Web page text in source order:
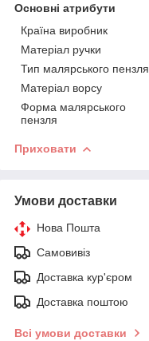
Основні атрибути
Країна виробник
Матеріал ручки
Тип малярського пензля
Матеріал ворсу
Форма малярського
пензля
Приховати
Умови доставки
Нова Пошта
Самовивіз
Доставка кур'єром
Доставка поштою
Всі умови доставки